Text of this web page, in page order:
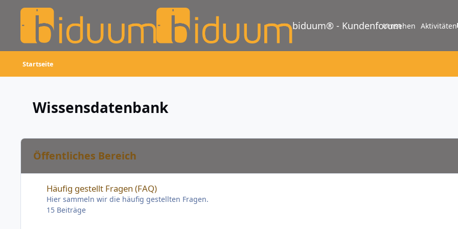
Skip to content
biduum® - Kundenforum
Umsehen Aktivitäten
Startseite
Wissensdatenbank
Öffentliches Bereich
Häufig gestellt Fragen (FAQ)
Hier sammeln wir die häufig gestellten Fragen.
15 Beiträge